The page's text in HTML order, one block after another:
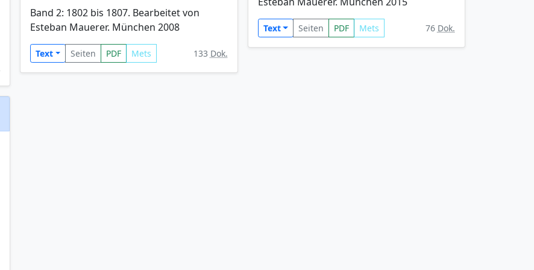
Band 2: 1802 bis 1807. Bearbeitet von
Esteban Mauerer. München 2008
Text Seiten PDF Mets 133 Dok.
Text Seiten PDF Mets 76 Dok.